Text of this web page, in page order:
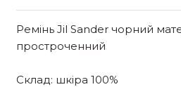
Ремінь Jil Sander чорний
простроченний
Склад: шкіра 100%